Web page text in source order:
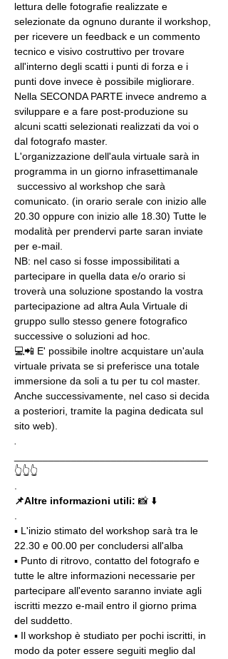
lettura delle fotografie realizzate e
selezionate da ognuno durante il workshop,
per ricevere un feedback e un commento
tecnico e visivo costruttivo per trovare
all'interno degli scatti i punti di forza e i
punti dove invece è possibile migliorare.
Nella SECONDA PARTE invece andremo a
sviluppare e a fare post-produzione su
alcuni scatti selezionati realizzati da voi o
dal fotografo master.
L'organizzazione dell'aula virtuale sarà in
programma in un giorno infrasettimanale
successivo al workshop che sarà
comunicato. (in orario serale con inizio alle
20.30 oppure con inizio alle 18.30) Tutte le
modalità per prendervi parte saran inviate
per e-mail.
NB: nel caso si fosse impossibilitati a
partecipare in quella data e/o orario si
troverà una soluzione spostando la vostra
partecipazione ad altra Aula Virtuale di
gruppo sullo stesso genere fotografico
successive o soluzioni ad hoc.
💻📲 E' possibile inoltre acquistare un'aula
virtuale privata se si preferisce una totale
immersione da soli a tu per tu col master.
Anche successivamente, nel caso si decida
a posteriori, tramite la pagina dedicata sul
sito web).
👆👆👆
📌Altre informazioni utili: 📸 ⬇️
▪️ L'inizio stimato del workshop sarà tra le
22.30 e 00.00 per concludersi all'alba
▪️ Punto di ritrovo, contatto del fotografo e
tutte le altre informazioni necessarie per
partecipare all'evento saranno inviate agli
iscritti mezzo e-mail entro il giorno prima
del suddetto.
▪️ Il workshop è studiato per pochi iscritti, in
modo da poter essere seguiti meglio dal